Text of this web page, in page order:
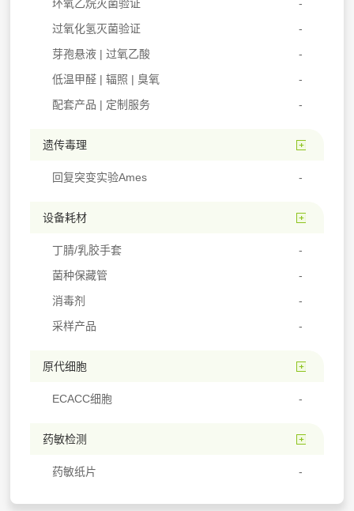
环氧乙烷灭菌验证
过氧化氢灭菌验证
芽孢悬液 | 过氧乙酸
低温甲醛 | 辐照 | 臭氧
配套产品 | 定制服务
遗传毒理
回复突变实验Ames
设备耗材
丁腈/乳胶手套
菌种保藏管
消毒剂
采样产品
原代细胞
ECACC细胞
药敏检测
药敏纸片